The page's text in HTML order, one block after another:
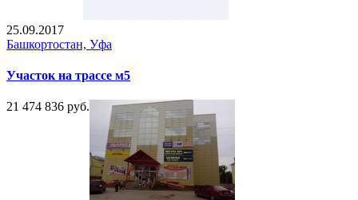
25.09.2017
Башкортостан, Уфа
Участок на трассе м5
21 474 836 руб.